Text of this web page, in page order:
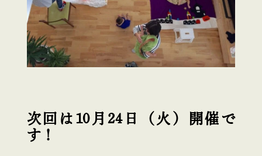
次回は10月24日（火）開催で
す！